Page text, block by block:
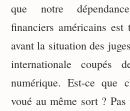
que notre
financiers américains
avant la situation des
internationale coupés
numérique. Est-ce que
voué au même sort ?